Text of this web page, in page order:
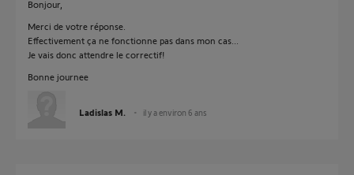
Bonjour,
Merci de votre réponse.
Effectivement ça ne fonctionne pas dans mon cas...
Je vais donc attendre le correctif!
Bonne journee
Ladislas M. il y a environ 6 ans